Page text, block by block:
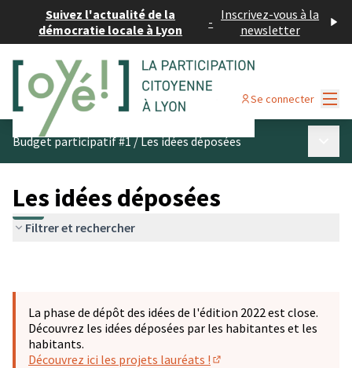
Suivez l'actualité de la
démocratie locale à Lyon
- Inscrivez-vous à la
newsletter
Se connecter
Budget participatif #1/Les idées déposées
Les idées déposées
Filtrer et rechercher
La phase de dépôt des idées de l'édition 2022 est close.
Découvrez les idées déposées par les habitantes et les
habitants.
Découvrez ici les projets lauréats !